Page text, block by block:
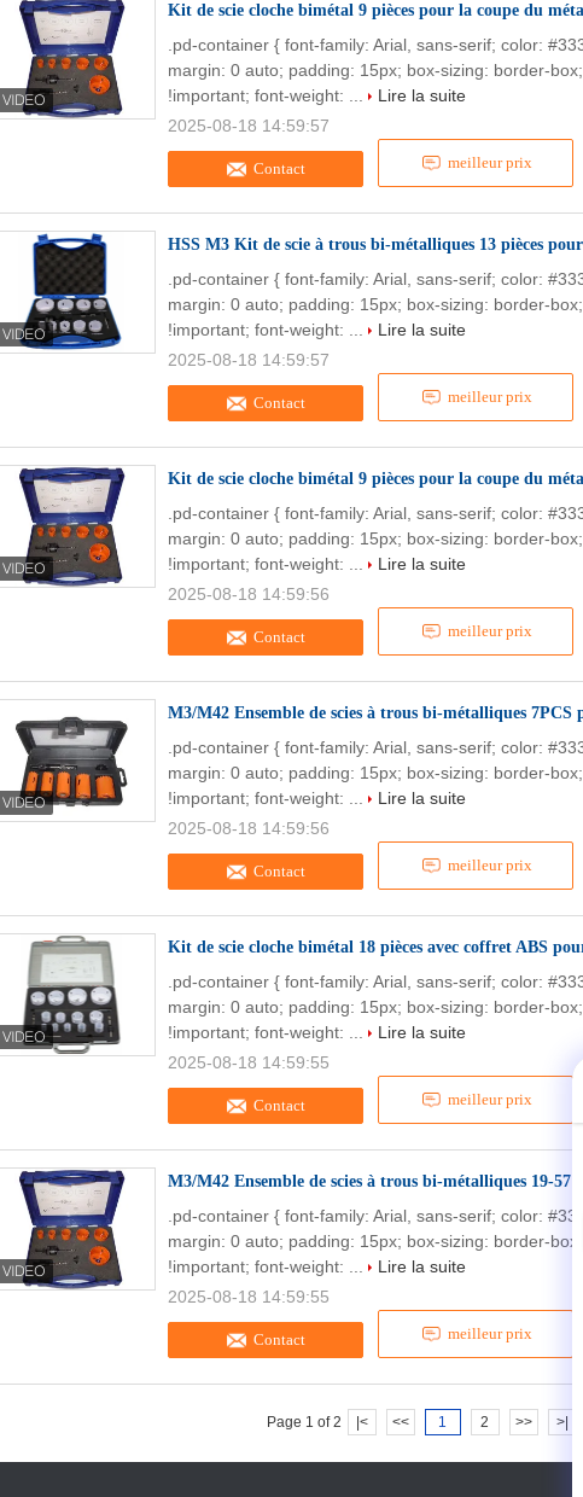
Kit de scie cloche bimétal 9 pièces pour la coupe du
Contact meilleur prix
.pd-container { font-family: Arial, sans-serif; color:
margin: 0 auto; padding: 15px; box-sizing: border-
!important; font-weight: ...
Lire la suite
2025-08-18 14:59:57
HSS M3 Kit de scie à trous bi-métalliques 13 pièces
Contact meilleur prix
.pd-container { font-family: Arial, sans-serif; color:
margin: 0 auto; padding: 15px; box-sizing: border-
!important; font-weight: ...
Lire la suite
2025-08-18 14:59:57
Kit de scie cloche bimétal 9 pièces pour la coupe du
Contact meilleur prix
.pd-container { font-family: Arial, sans-serif; color:
margin: 0 auto; padding: 15px; box-sizing: border-
!important; font-weight: ...
Lire la suite
2025-08-18 14:59:56
M3/M42 Ensemble de scies à trous bi-métalliques 7PCS
Contact meilleur prix
.pd-container { font-family: Arial, sans-serif; color:
margin: 0 auto; padding: 15px; box-sizing: border-
!important; font-weight: ...
Lire la suite
2025-08-18 14:59:56
Kit de scie cloche bimétal 18 pièces avec coffret ABS
Contact meilleur prix
.pd-container { font-family: Arial, sans-serif; color:
margin: 0 auto; padding: 15px; box-sizing: border-
!important; font-weight: ...
Lire la suite
2025-08-18 14:59:55
M3/M42 Ensemble de scies à trous bi-métalliques 19-57
Contact meilleur prix
.pd-container { font-family: Arial, sans-serif; color:
margin: 0 auto; padding: 15px; box-sizing: border-
!important; font-weight: ...
Lire la suite
2025-08-18 14:59:55
Page 1 of 2 |< << 1 2 >> >|